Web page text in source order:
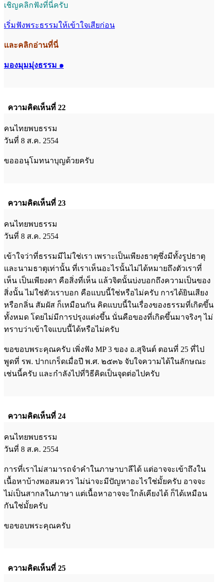
เชิญคลิกฟังที่นี่ครับ
เริ่มฟังพระธรรมให้เข้าใจเสียก่อน
และคลิกอ่านที่นี่
มองมุมมุ่งธรรม ๑
ความคิดเห็นที่ 22
คนไทยพบธรรม
วันที่ 8 ส.ค. 2554
ขอออนุโมทนาบุญด้วยครับ
ความคิดเห็นที่ 23
คนไทยพบธรรม
วันที่ 8 ส.ค. 2554
เข้าใจว่าที่ธรรมมีไม่ใช่เรา เพราะเป็นเพียงธาตุซึ่งมีทั้งรูปธาตุ
และนามธาตุเท่านั้น ที่เราเห็นอะไรนั้นไม่ได้หมายถึงตัวเราที่
เห็น เป็นเพียงตา คือสิ่งที่เห็น แล้วจิตนั้นบ่งบอกถึงความเป็นของ
สิ่งนั้น ไม่ใช่ตัวเราบอก คือแบบนี้ใช่หรือไม่ครับ การได้ยินเสียง
หรือกลิ่น สัมผัส ก็เหมือนกัน คิดแบบนี้ในเรื่องของธรรมที่เกิดขึ้น
ทั้งหมด โดยไม่มีการปรุงแต่งขึ้น นั่นคือของที่เกิดขึ้นมาจริงๆ ไม่
ทราบว่าเข้าใจแบบนี้ได้หรือไม่ครับ
ขอขอบพระคุณครับ เพิ่งฟัง MP 3 ของ อ.สุจินต์ ตอนที่ 25 ที่ไป
พูดที่ รพ. ปากเกร็ดเมื่อปี พ.ศ. ๒๕๓๖ จับใจความได้ในลักษณะ
เช่นนี้ครับ และกำลังไปที่วิธีคิดเป็นจุดต่อไปครับ
ความคิดเห็นที่ 24
คนไทยพบธรรม
วันที่ 8 ส.ค. 2554
การที่เราไม่สามารถจำคำในภาษาบาลีได้ แต่อาจจะเข้าถึงใน
เนื้อหาบ้างพอสมควร ไม่น่าจะมีปัญหาอะไรใช่มั้ยครับ อาจจะ
ไม่เป็นสากลในภาษา แต่เนื้อหาอาจจะใกล้เคียงได้ ก็ได้เหมือน
กันใช่มั้ยครับ
ขอขอบพระคุณครับ
ความคิดเห็นที่ 25